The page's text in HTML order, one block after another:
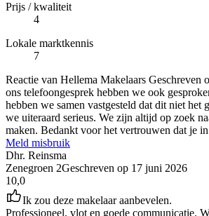
Prijs / kwaliteit
4
Lokale marktkennis
7
Reactie van Hellema Makelaars Geschreven
ons telefoongesprek hebben we ook
hebben we samen vastgesteld dat dit niet
we uiteraard serieus. We zijn altijd op zoek
maken. Bedankt voor het vertrouwen dat je
Meld misbruik
Dhr. Reinsma
Zenegroen 2Geschreven op 17 juni 2026
10,0
Ik zou deze makelaar aanbevelen.
Professioneel, vlot en goede communicatie.